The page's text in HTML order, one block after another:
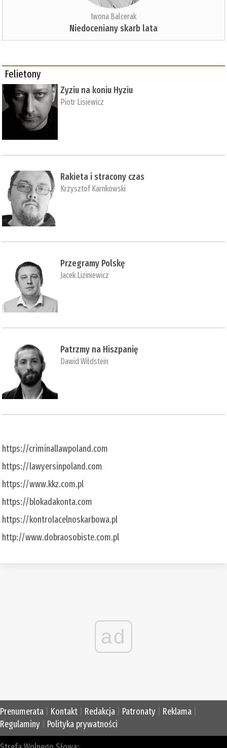
Iwona Balcerak
Niedoceniany skarb lata
Felietony
Zyziu na koniu Hyziu
Piotr Lisiewicz
Rakieta i stracony czas
Krzysztof Karnkowski
Przegramy Polskę
Jacek Liziniewicz
Patrzmy na Hiszpanię
Dawid Wildstein
https://criminallawpoland.com
https://lawyersinpoland.com
https://www.kkz.com.pl
https://blokadakonta.com
https://kontrolacelnoskarbowa.pl
http://www.dobraosobiste.com.pl
ad
Prenumerata Kontakt Redakcja Patronaty Reklama
Regulaminy
Polityka prywatności